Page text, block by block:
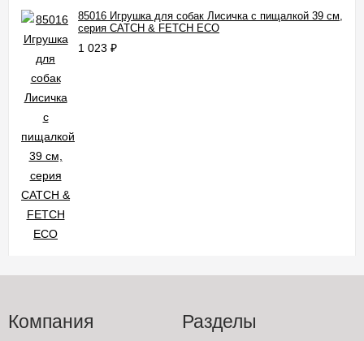
85016 Игрушка для собак Лисичка с пищалкой 39 см,
серия CATCH & FETCH ECO
1 023 ₽
Компания Разделы